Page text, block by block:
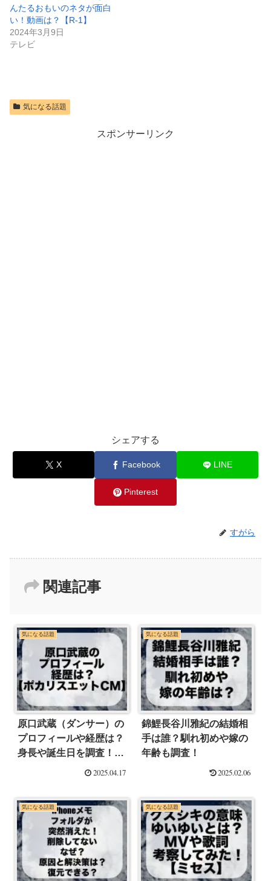
んたるおもいのネタが面白
い！動画は？【R-1】
2024年3月9日
テレビ
気になる話題
スポンサーリンク
シェアする
X Facebook LINE
Pinterest
すがら
関連記事
気になる話題
原口武蔵（ダンサー）の
プロフィールや経歴は？
身長や誕生日を調査！
【ポカリスエットCM】
2025.04.17
気になる話題
錦鯉長谷川雅紀の結婚相
手は誰？馴れ初めや嫁の
年齢も調査！
2025.02.06
気になる話題 気になる話題